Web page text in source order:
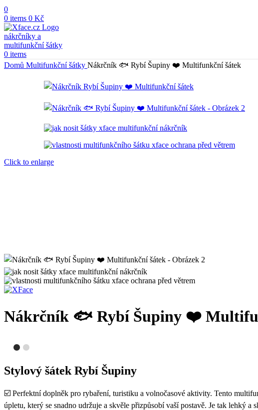
0
0 items 0 Kč
0 items
Domů Multifunkční šátky Nákrčník 🐟 Rybí Šupiny ❤️ Multifunkční šátek
Click to enlarge
Nákrčník 🐟 Rybí Šupiny ❤️
Stylový šátek Rybí Šupiny
☑️ Perfektní doplněk pro rybaření, turistiku a volnočasové aktivity. Tento
úpletu, který se snadno udržuje a skvěle přizpůsobí vaší postavě. Je tak lehký